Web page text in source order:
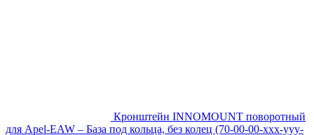
Кронштейн INNOMOUNT поворотный
для Apel-EAW – База под кольца, без колец (70-00-00-xxx-yyy-